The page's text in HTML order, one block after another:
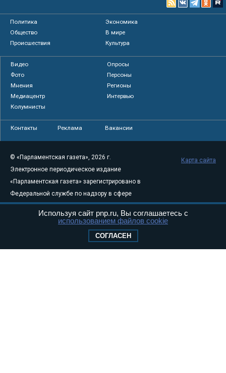
Политика
Экономика
Общество
В мире
Происшествия
Культура
Видео
Опросы
Фото
Персоны
Мнения
Регионы
Медиацентр
Интервью
Колумнисты
Контакты Реклама Вакансии
© «Парламентская газета», 2026 г.
Электронное периодическое издание
«Парламентская газета» зарегистрировано в
Федеральной службе по надзору в сфере
связи, информационных технологий и
массовых коммуникаций (Роскомнадзор) 05
Свидетельство о регистрации Эл № ФС77-
Карта сайта
Используя сайт pnp.ru, Вы соглашаетесь с
использованием файлов cookie
СОГЛАСЕН